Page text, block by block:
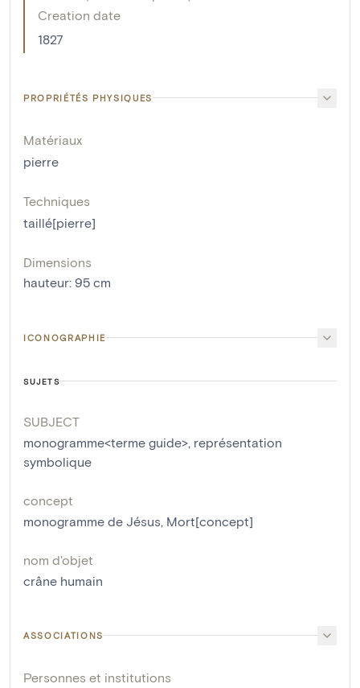
Creation date
1827
PROPRIÉTÉS PHYSIQUES
Matériaux
pierre
Techniques
taillé[pierre]
Dimensions
hauteur: 95 cm
ICONOGRAPHIE
SUJETS
SUBJECT
monogramme<terme guide>, représentation
symbolique
concept
monogramme de Jésus, Mort[concept]
nom d'objet
crâne humain
ASSOCIATIONS
Personnes et institutions